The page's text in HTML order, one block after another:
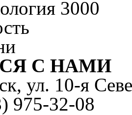
3000
С НАМИ
ул. 10-я
975-32-08